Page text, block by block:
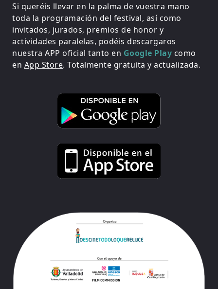
Si queréis llevar en la palma de vuestra mano
toda la programación del festival, así como
invitados, jurados, premios de honor y
actividades paralelas, podéis descargaros
nuestra APP oficial tanto en Google Play como
en App Store. Totalmente gratuita y actualizada.